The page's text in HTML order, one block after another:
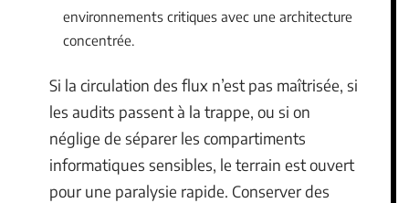
environnements critiques avec une architecture
concentrée.
Si la circulation des flux n’est pas maîtrisée, si
les audits passent à la trappe, ou si on
néglige de séparer les compartiments
informatiques sensibles, le terrain est ouvert
pour une paralysie rapide. Conserver des